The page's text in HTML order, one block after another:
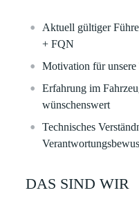
Aktuell gültiger
+ FQN
Motivation für unsere
Erfahrung im
wünschenswert
Technisches
DAS SIND WIR